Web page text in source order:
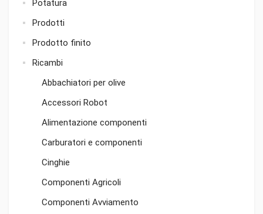
Potatura
Prodotti
Prodotto finito
Ricambi
Abbachiatori per olive
Accessori Robot
Alimentazione componenti
Carburatori e componenti
Cinghie
Componenti Agricoli
Componenti Avviamento